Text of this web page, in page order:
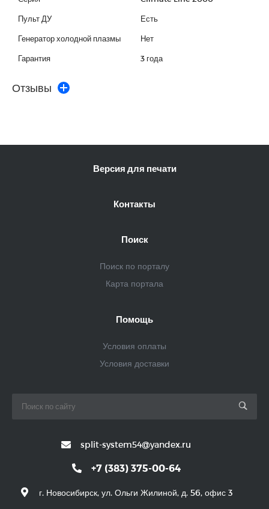
Пульт ДУ Есть
Генератор холодной плазмы Нет
Гарантия 3 года
Отзывы
Версия для печати
Контакты
Поиск
Поиск по порталу
Карта портала
Помощь
Условия оплаты
Условия доставки
split-system54@yandex.ru
+7 (383) 375-00-64
г. Новосибирск, ул. Ольги Жилиной, д. 56, офис 3